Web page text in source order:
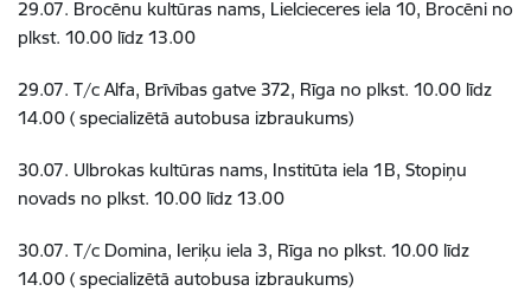
29.07. Brocēnu kultūras nams, Lielcieceres iela 10, Brocēni no
plkst. 10.00 līdz 13.00
29.07. T/c Alfa, Brīvības gatve 372, Rīga no plkst. 10.00 līdz
14.00 ( specializētā autobusa izbraukums)
30.07. Ulbrokas kultūras nams, Institūta iela 1B, Stopiņu
novads no plkst. 10.00 līdz 13.00
30.07. T/c Domina, Ieriķu iela 3, Rīga no plkst. 10.00 līdz
14.00 ( specializētā autobusa izbraukums)